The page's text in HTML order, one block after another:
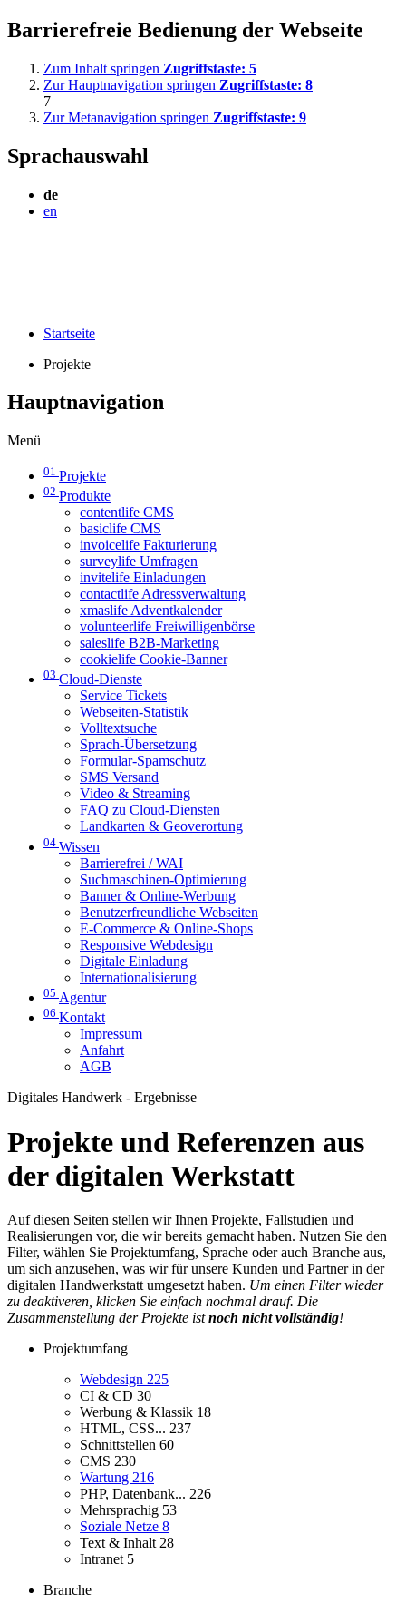
Barrierefreie Bedienung der Webseite
Zum Inhalt springen Zugriffstaste: 5
Zur Hauptnavigation springen Zugriffstaste: 8
7
Zur Metanavigation springen Zugriffstaste: 9
Sprachauswahl
de
en
Startseite
Projekte
Hauptnavigation
Menü
01 Projekte
02 Produkte
contentlife CMS
basiclife CMS
invoicelife Fakturierung
surveylife Umfragen
invitelife Einladungen
contactlife Adressverwaltung
xmaslife Adventkalender
volunteerlife Freiwilligenbörse
saleslife B2B-Marketing
cookielife Cookie-Banner
03 Cloud-Dienste
Service Tickets
Webseiten-Statistik
Volltextsuche
Sprach-Übersetzung
Formular-Spamschutz
SMS Versand
Video & Streaming
FAQ zu Cloud-Diensten
Landkarten & Geoverortung
04 Wissen
Barrierefrei / WAI
Suchmaschinen-Optimierung
Banner & Online-Werbung
Benutzerfreundliche Webseiten
E-Commerce & Online-Shops
Responsive Webdesign
Digitale Einladung
Internationalisierung
05 Agentur
06 Kontakt
Impressum
Anfahrt
AGB
Digitales Handwerk - Ergebnisse
Projekte und Referenzen aus
der digitalen Werkstatt
Auf diesen Seiten stellen wir Ihnen Projekte, Fallstudien und
Realisierungen vor, die wir bereits gemacht haben. Nutzen Sie den
Filter, wählen Sie Projektumfang, Sprache oder auch Branche aus,
um sich anzusehen, was wir für unsere Kunden und Partner in der
digitalen Handwerkstatt umgesetzt haben. Um einen Filter wieder
zu deaktiveren, klicken Sie einfach nochmal drauf. Die
Zusammenstellung der Projekte istnoch nicht vollständig!
Projektumfang
Webdesign 225
CI & CD 30
Werbung & Klassik 18
HTML, CSS... 237
Schnittstellen 60
CMS 230
Wartung 216
PHP, Datenbank... 226
Mehrsprachig 53
Soziale Netze 8
Text & Inhalt 28
Intranet 5
Branche